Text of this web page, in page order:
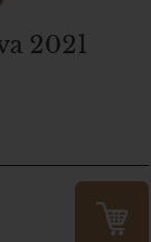
2021